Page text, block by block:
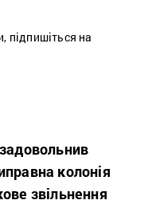
підпишіться на
колонія
звільнення